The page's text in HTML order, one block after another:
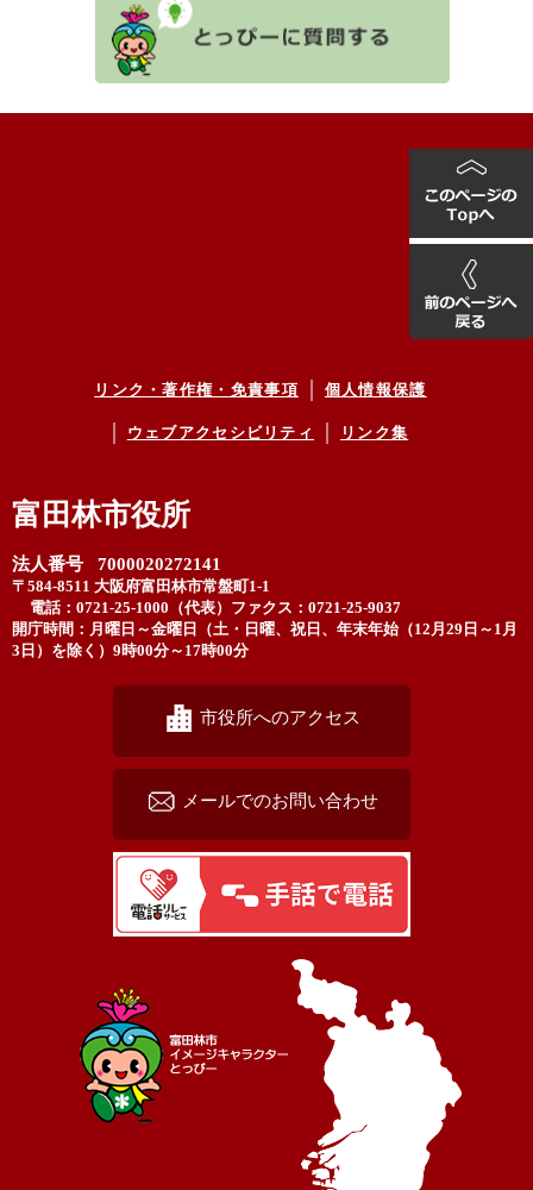
リンク・著作権・免責事項 個人情報保護
ウェブアクセシビリティ リンク集
富田林市役所
法人番号 7000020272141
〒584-8511 大阪府富田林市常盤町1-1
電話：0721-25-1000（代表） ファクス：0721-25-9037
開庁時間：月曜日～金曜日（土・日曜、祝日、年末年始（12月29日～1月
3日）を除く）9時00分～17時00分
市役所へのアクセス
メールでのお問い合わせ